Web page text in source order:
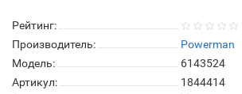
Рейтинг:
Производитель:
Powerman
Модель:
6143524
Артикул:
1844414